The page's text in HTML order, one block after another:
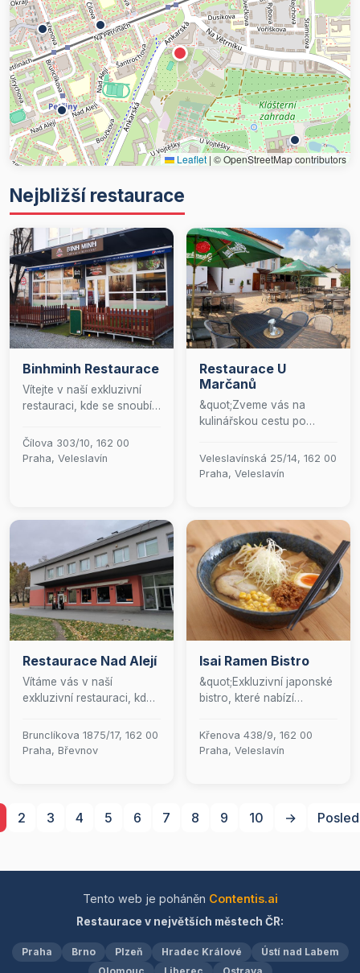
Leaflet | © OpenStreetMap contributors
Nejbližší restaurace
Binhminh Restaurace
Vítejte v naší exkluzivní
restauraci, kde se snoubí
autentickými chutěmi
Dálného východu. Naše
japonské kuchyně, které
vás zavedou na cestu
plnou exotických vůní a
sofistikovaných chutí.
Přijďte a nechte se
okouzlit jedinečným
zážitkem, který propojuje
bohatou gastronomickou
přístupem k vaření.
Čílova 303/10, 162 00
Praha, Veleslavín
Restaurace U
Marčanů
&quot;Zveme vás na
kulinářskou cestu po
můžete vychutnat tradiční
pokrmy v příjemné
alkoholických i
nealkoholických nápojů,
které skvěle doplní váš
gurmánský zážitek. A
pokud máte rádi živou
hudbu, určitě si nenechte
ujít naše folklorní večery s
cimbálovou muzikou,
večeru tu pravou
jiskru!&quot;
Veleslavínská 25/14, 162 00
Praha, Veleslavín
Restaurace Nad Alejí
Vítáme vás v naší
exkluzivní restauraci, kde
pohodlím venkovní
zahrádky. Naši kuchaři s
gurmány. Každé poledne
nabízíme pečlivě
buňky. K dokonalému
čepované tankové pivo
Staropramen, které je
lahodné chuti. Přijďte si
Brunclíkova 1875/17, 162 00
Praha, Břevnov
Isai Ramen Bistro
&quot;Exkluzivní japonské
bistro, které nabízí
zážitek.&quot;
Křenova 438/9, 162 00
Praha, Veleslavín
2 3 4 5 6 7 8 9 10 →
Tento web je poháněn Contentis.ai
Restaurace v největších městech ČR:
Praha Brno Plzeň Hradec Králové
Ústí nad Labem